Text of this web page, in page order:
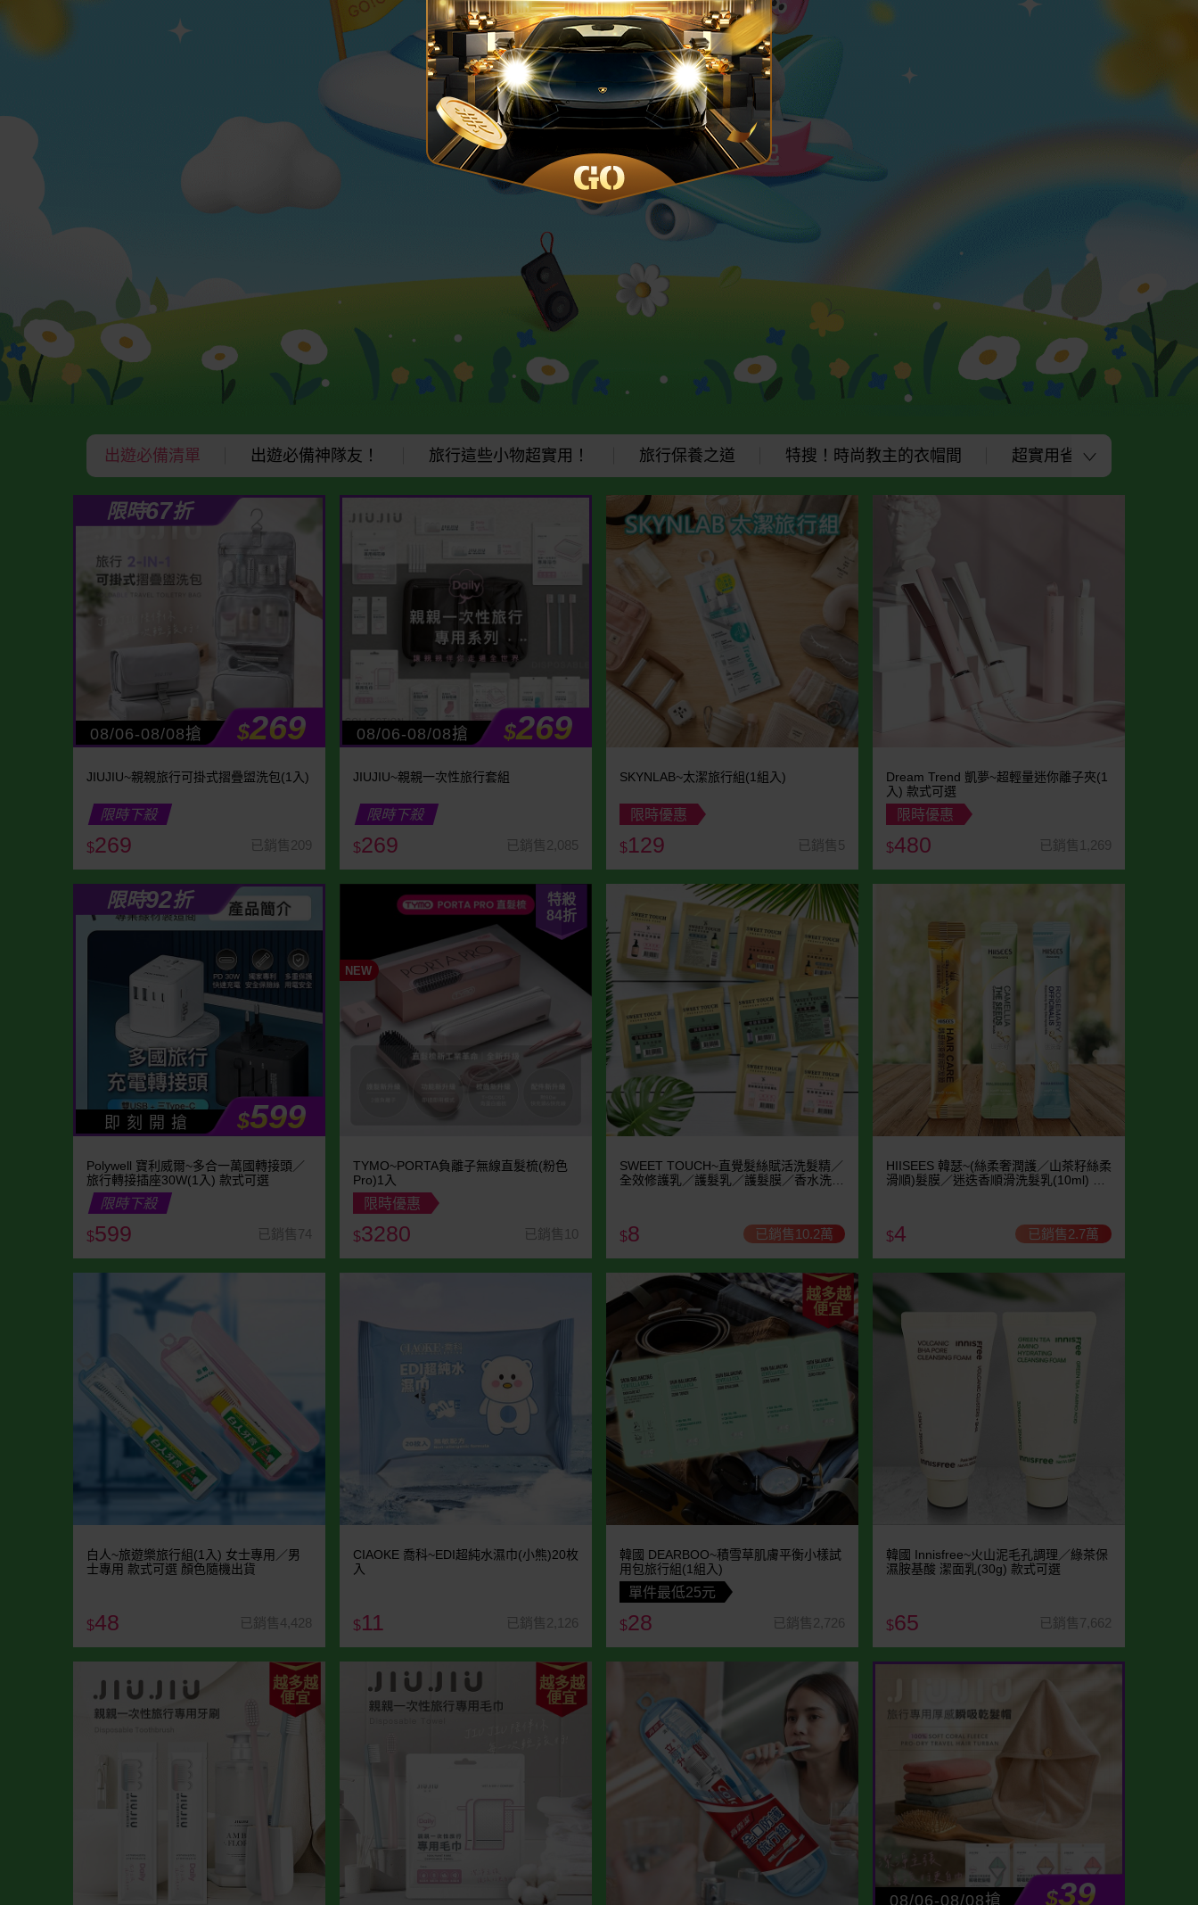
出遊必備清單 出遊必備神隊友！ 旅行這些小物超實用！ 旅行保養之道 特搜！時尚教主的衣帽間 超實用省空間神品
限時67折
08/06-08/08搶 $269
JIUJIU~親親旅行可掛式摺疊盥洗包(1入)
限時下殺
$269 已銷售209
08/06-08/08搶 $269
JIUJIU~親親一次性旅行套組
限時下殺
$269 已銷售2,085
SKYNLAB~太潔旅行組(1組入)
限時優惠
$129 已銷售5
Dream Trend 凱夢~超輕量迷你離子夾(1
入) 款式可選
限時優惠
$480 已銷售1,269
限時92折
即 刻 開 搶 $599
Polywell 寶利威爾~多合一萬國轉接頭／
旅行轉接插座30W(1入) 款式可選
限時下殺
$599 已銷售74
NEW
特殺
84折
TYMO~PORTA負離子無線直髮梳(粉色
Pro)1入
限時優惠
$3280 已銷售10
SWEET TOUCH~直覺髮絲賦活洗髮精／
全效修護乳／護髮乳／護髮膜／香水洗髮
$8 已銷售10.2萬
HIISEES 韓瑟~(絲柔奢潤護／山茶籽絲柔
滑順)髮膜／迷迭香順滑洗髮乳(10ml) 款
$4 已銷售2.7萬
白人~旅遊樂旅行組(1入) 女士專用／男
士專用 款式可選 顏色隨機出貨
$48 已銷售4,428
CIAOKE 喬科~EDI超純水濕巾(小熊)20枚
入
$11 已銷售2,126
越多越
便宜
韓國 DEARBOO~積雪草肌膚平衡小樣試
用包旅行組(1組入)
單件最低25元
$28 已銷售2,726
韓國 Innisfree~火山泥毛孔調理／綠茶保
濕胺基酸 潔面乳(30g) 款式可選
$65 已銷售7,662
越多越
便宜
越多越
便宜
08/06-08/08搶 $39